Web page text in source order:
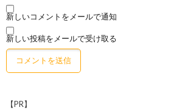
新しいコメントをメールで通知
新しい投稿をメールで受け取る
【PR】